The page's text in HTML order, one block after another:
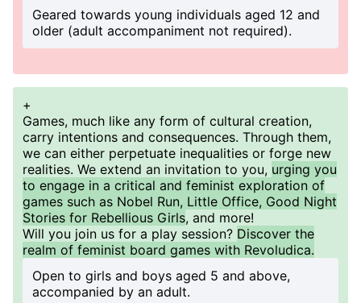
Geared towards young individuals aged 12 and
older (adult accompaniment not required).
+
Games, much like any form of cultural creation,
carry intentions and consequences. Through them,
we can either perpetuate inequalities or forge new
realities. We extend an invitation to you, urging you
to engage in a critical and feminist exploration of
games such as Nobel Run, Little Office, Good Night
Stories for Rebellious Girls, and more!
Will you join us for a play session? Discover the
realm of feminist board games with Revoludica.
Open to girls and boys aged 5 and above,
accompanied by an adult.